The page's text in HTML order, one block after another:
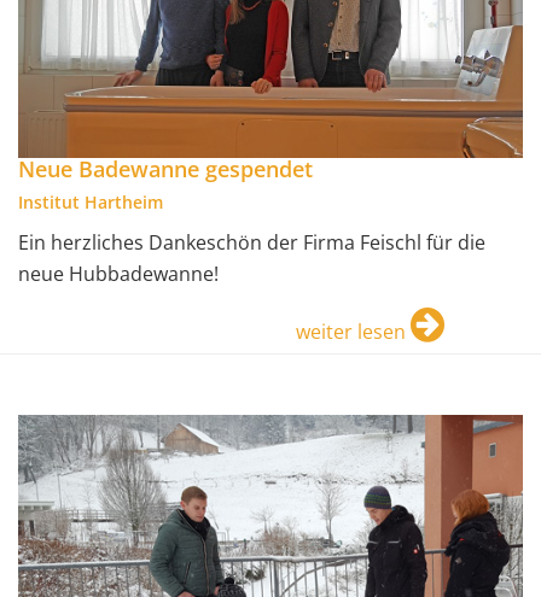
Neue Badewanne gespendet
Institut Hartheim
Ein herzliches Dankeschön der Firma Feischl für die
neue Hubbadewanne!
weiter lesen